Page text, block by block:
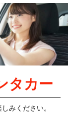
タカー
みください。